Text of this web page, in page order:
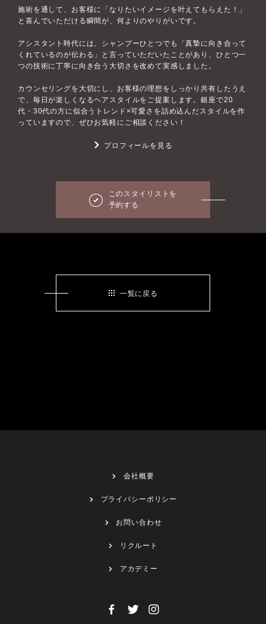
施術を通して、お客様に「なりたいイメージを叶えてもらえた！」
と喜んでいただける瞬間が、何よりのやりがいです。
アシスタント時代には、シャンプーひとつでも「真摯に向き合って
くれているのが伝わる」と言っていただいたことがあり、ひとつ一
つの技術に丁寧に向き合う大切さを改めて実感しました。
カウンセリングを大切にし、お客様の理想をしっかり共有したうえ
で、毎日が楽しくなるヘアスタイルをご提案します。銀座で20
代・30代の方に似合うトレンド×可愛さを詰め込んだスタイルを作
っていますので、ぜひお気軽にご相談ください！
プロフィールを見る
このスタイリストを
予約する
一覧に戻る
会社概要
プライバシーポリシー
お問い合わせ
リクルート
アカデミー